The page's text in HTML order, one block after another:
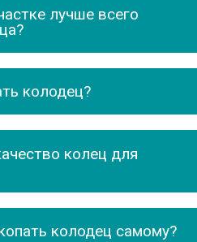
лучше всего
колодец?
колец для
колодец самому?